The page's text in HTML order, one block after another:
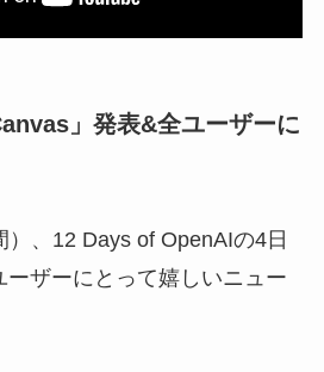
」 発表&全ユーザーに
）、12 Days of OpenAIの4日
ーザーにとって嬉しいニュー